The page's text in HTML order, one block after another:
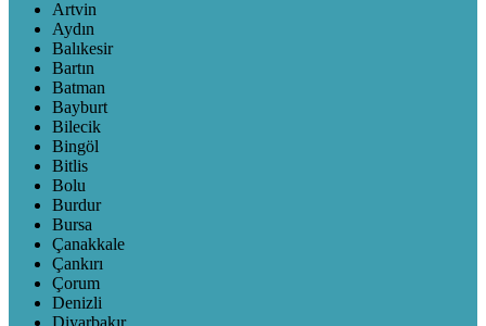
Artvin
Aydın
Balıkesir
Bartın
Batman
Bayburt
Bilecik
Bingöl
Bitlis
Bolu
Burdur
Bursa
Çanakkale
Çankırı
Çorum
Denizli
Diyarbakır